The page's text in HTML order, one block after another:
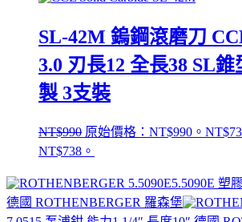
SL-42M 鎢鋼滾磨刀
3.0 刃長12 全長38 SL
製 3支裝
NT$990 原始價格：NT$990。 NT$
NT$738。
5.5090E 塑
德國 ROTHENBERGER 羅森堡